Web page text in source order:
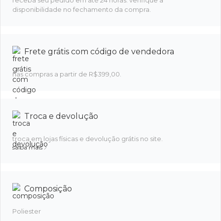
disponibilidade no fechamento da compra.
Frete grátis com código de vendedora
nas compras a partir de R$399,00.
Troca e devolução
troca em lojas físicas e devolução grátis no site.
saiba mais
Composição
Poliester